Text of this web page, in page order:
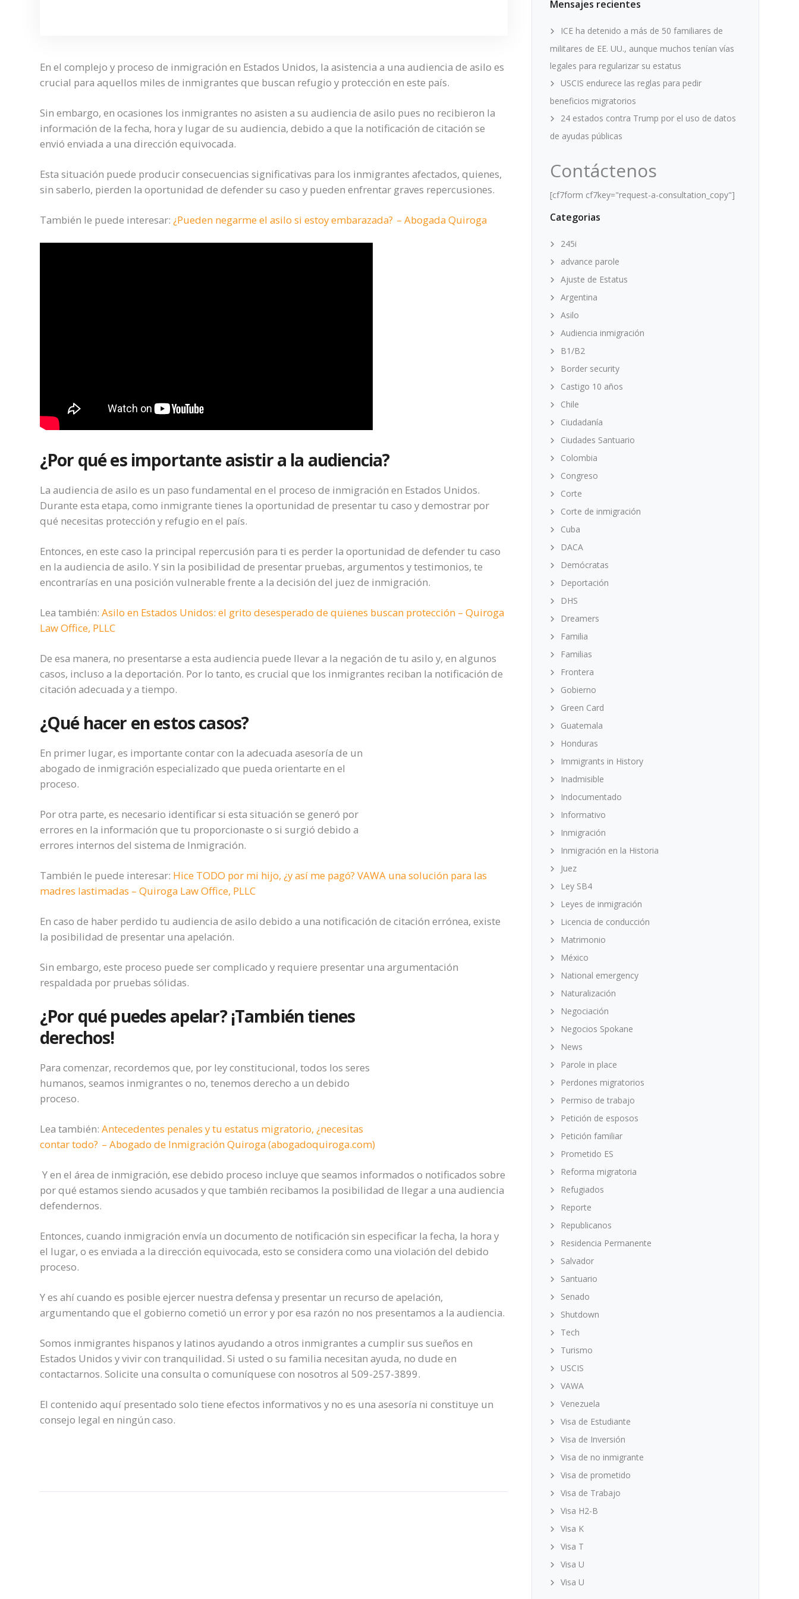
En el complejo y proceso de inmigración en Estados Unidos, la asistencia a una audiencia de asilo es
crucial para aquellos miles de inmigrantes que buscan refugio y protección en este país.
Sin embargo, en ocasiones los inmigrantes no asisten a su audiencia de asilo pues no recibieron la
información de la fecha, hora y lugar de su audiencia, debido a que la notificación de citación se
envió enviada a una dirección equivocada.
Esta situación puede producir consecuencias significativas para los inmigrantes afectados, quienes,
sin saberlo, pierden la oportunidad de defender su caso y pueden enfrentar graves repercusiones.
También le puede interesar: ¿Pueden negarme el asilo si estoy embarazada? – Abogada Quiroga
¿Por qué es importante asistir a la audiencia?
La audiencia de asilo es un paso fundamental en el proceso de inmigración en Estados Unidos.
Durante esta etapa, como inmigrante tienes la oportunidad de presentar tu caso y demostrar por
qué necesitas protección y refugio en el país.
Entonces, en este caso la principal repercusión para ti es perder la oportunidad de defender tu caso
en la audiencia de asilo. Y sin la posibilidad de presentar pruebas, argumentos y testimonios, te
encontrarías en una posición vulnerable frente a la decisión del juez de inmigración.
Lea también: Asilo en Estados Unidos: el grito desesperado de quienes buscan protección – Quiroga
Law Office, PLLC
De esa manera, no presentarse a esta audiencia puede llevar a la negación de tu asilo y, en algunos
casos, incluso a la deportación. Por lo tanto, es crucial que los inmigrantes reciban la notificación de
citación adecuada y a tiempo.
¿Qué hacer en estos casos?
En primer lugar, es importante contar con la adecuada asesoría de un
abogado de inmigración especializado que pueda orientarte en el
proceso.
Por otra parte, es necesario identificar si esta situación se generó por
errores en la información que tu proporcionaste o si surgió debido a
errores internos del sistema de Inmigración.
También le puede interesar: Hice TODO por mi hijo, ¿y así me pagó? VAWA una solución para las
madres lastimadas – Quiroga Law Office, PLLC
En caso de haber perdido tu audiencia de asilo debido a una notificación de citación errónea, existe
la posibilidad de presentar una apelación.
Sin embargo, este proceso puede ser complicado y requiere presentar una argumentación
respaldada por pruebas sólidas.
¿Por qué puedes apelar? ¡También tienes
derechos!
Para comenzar, recordemos que, por ley constitucional, todos los seres
humanos, seamos inmigrantes o no, tenemos derecho a un debido
proceso.
Lea también: Antecedentes penales y tu estatus migratorio, ¿necesitas
contar todo? – Abogado de Inmigración Quiroga (abogadoquiroga.com)
Y en el área de inmigración, ese debido proceso incluye que seamos informados o notificados sobre
por qué estamos siendo acusados y que también recibamos la posibilidad de llegar a una audiencia
defendernos.
Entonces, cuando inmigración envía un documento de notificación sin especificar la fecha, la hora y
el lugar, o es enviada a la dirección equivocada, esto se considera como una violación del debido
proceso.
Y es ahí cuando es posible ejercer nuestra defensa y presentar un recurso de apelación,
argumentando que el gobierno cometió un error y por esa razón no nos presentamos a la audiencia.
Somos inmigrantes hispanos y latinos ayudando a otros inmigrantes a cumplir sus sueños en
Estados Unidos y vivir con tranquilidad. Si usted o su familia necesitan ayuda, no dude en
contactarnos. Solicite una consulta o comuníquese con nosotros al 509-257-3899.
El contenido aquí presentado solo tiene efectos informativos y no es una asesoría ni constituye un
consejo legal en ningún caso.
Mensajes recientes
ICE ha detenido a más de 50 familiares de
militares de EE. UU., aunque muchos tenían vías
legales para regularizar su estatus
USCIS endurece las reglas para pedir
beneficios migratorios
24 estados contra Trump por el uso de datos
de ayudas públicas
Contáctenos
[cf7form cf7key="request-a-consultation_copy"]
Categorias
245i
advance parole
Ajuste de Estatus
Argentina
Asilo
Audiencia inmigración
B1/B2
Border security
Castigo 10 años
Chile
Ciudadanía
Ciudades Santuario
Colombia
Congreso
Corte
Corte de inmigración
Cuba
DACA
Demócratas
Deportación
DHS
Dreamers
Familia
Familias
Frontera
Gobierno
Green Card
Guatemala
Honduras
Immigrants in History
Inadmisible
Indocumentado
Informativo
Inmigración
Inmigración en la Historia
Juez
Ley SB4
Leyes de inmigración
Licencia de conducción
Matrimonio
México
National emergency
Naturalización
Negociación
Negocios Spokane
News
Parole in place
Perdones migratorios
Permiso de trabajo
Petición de esposos
Petición familiar
Prometido ES
Reforma migratoria
Refugiados
Reporte
Republicanos
Residencia Permanente
Salvador
Santuario
Senado
Shutdown
Tech
Turismo
USCIS
VAWA
Venezuela
Visa de Estudiante
Visa de Inversión
Visa de no inmigrante
Visa de prometido
Visa de Trabajo
Visa H2-B
Visa K
Visa T
Visa U
Visa U